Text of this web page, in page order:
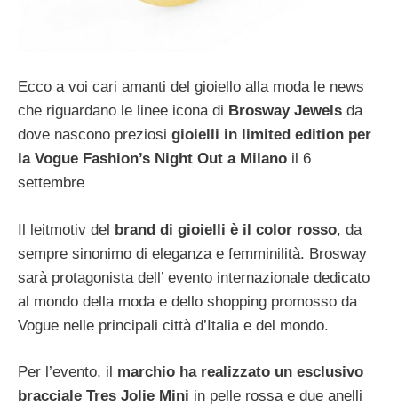
Ecco a voi cari amanti del gioiello alla moda le news
che riguardano le linee icona di Brosway Jewels da
dove nascono preziosi gioielli in limited edition per
la Vogue Fashion’s Night Out a Milano il 6
settembre
Il leitmotiv del brand di gioielli è il color rosso, da
sempre sinonimo di eleganza e femminilità. Brosway
sarà protagonista dell’ evento internazionale dedicato
al mondo della moda e dello shopping promosso da
Vogue nelle principali città d’Italia e del mondo.
Per l’evento, il marchio ha realizzato un esclusivo
bracciale Tres Jolie Mini in pelle rossa e due anelli